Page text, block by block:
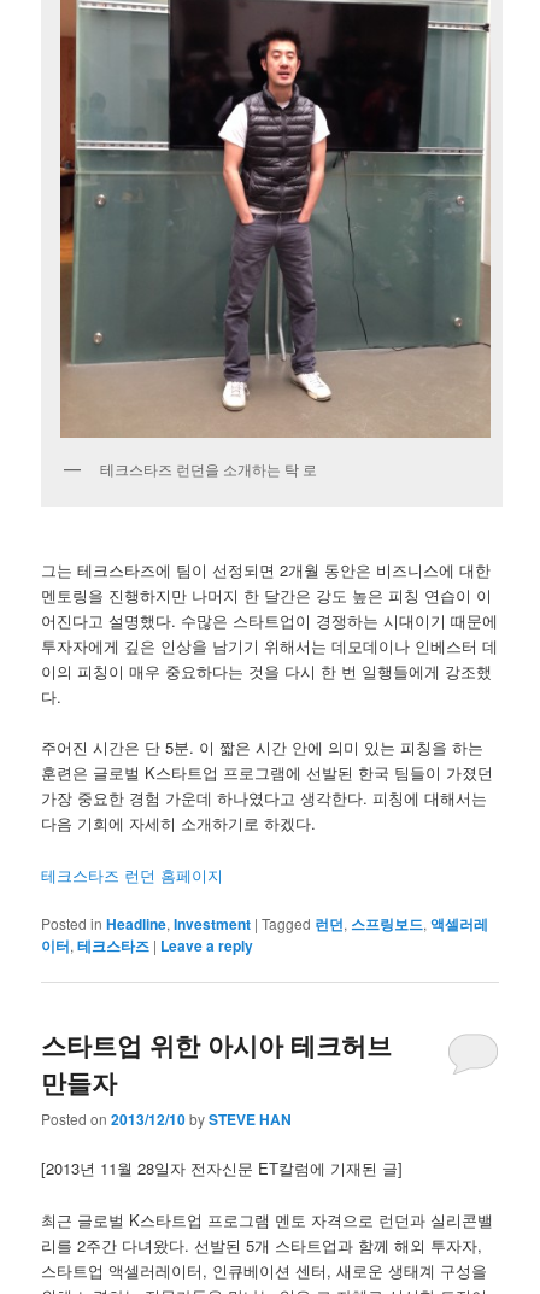
테크스타즈 런던을 소개하는 탁 로
그는 테크스타즈에 팀이 선정되면 2개월 동안은 비즈니스에 대한
멘토링을 진행하지만 나머지 한 달간은 강도 높은 피칭 연습이 이
어진다고 설명했다. 수많은 스타트업이 경쟁하는 시대이기 때문에
투자자에게 깊은 인상을 남기기 위해서는 데모데이나 인베스터 데
이의 피칭이 매우 중요하다는 것을 다시 한 번 일행들에게 강조했
다.
주어진 시간은 단 5분. 이 짧은 시간 안에 의미 있는 피칭을 하는
훈련은 글로벌 K스타트업 프로그램에 선발된 한국 팀들이 가졌던
가장 중요한 경험 가운데 하나였다고 생각한다. 피칭에 대해서는
다음 기회에 자세히 소개하기로 하겠다.
테크스타즈 런던 홈페이지
Posted in Headline,Investment |Tagged 런던, 스프링보드,액셀러레
이터,테크스타즈 | Leave a reply
스타트업 위한 아시아 테크허브
만들자
Posted on2013/12/10bySTEVE HAN
[2013년 11월 28일자 전자신문 ET칼럼에 기재된 글]
최근 글로벌 K스타트업 프로그램 멘토 자격으로 런던과 실리콘밸
리를 2주간 다녀왔다. 선발된 5개 스타트업과 함께 해외 투자자,
스타트업 액셀러레이터, 인큐베이션 센터, 새로운 생태계 구성을